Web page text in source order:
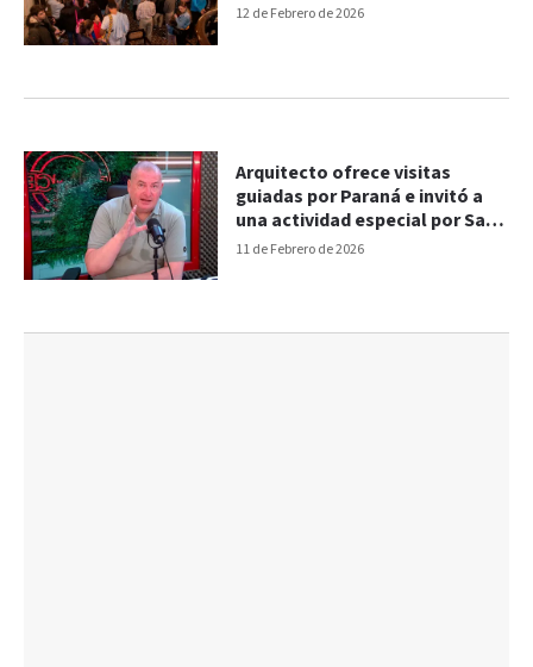
12 de Febrero de 2026
11 de Febrero de 2026
Arquitecto ofrece visitas
guiadas por Paraná e invitó a
una actividad especial por San
Valentín